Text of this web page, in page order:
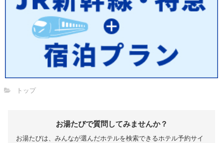
トップ
お湯たびで質問してみませんか？
お湯たびは、みんなが選んだホテルを検索できるホテル予約サイ